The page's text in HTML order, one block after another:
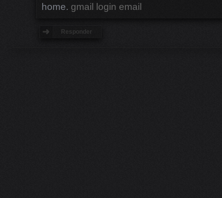
home. gmail login email
Responder